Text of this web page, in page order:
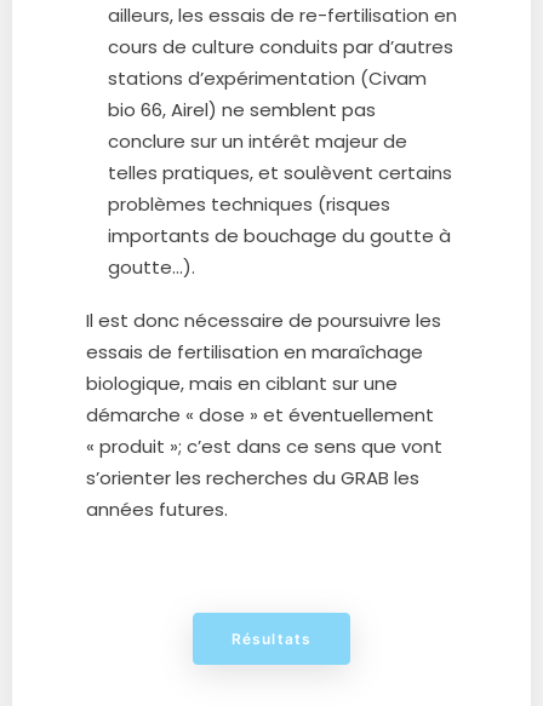
ailleurs, les essais de re-fertilisation en
cours de culture conduits par d’autres
stations d’expérimentation (Civam
bio 66, Airel) ne semblent pas
conclure sur un intérêt majeur de
telles pratiques, et soulèvent certains
problèmes techniques (risques
importants de bouchage du goutte à
goutte…).
Il est donc nécessaire de poursuivre les
essais de fertilisation en maraîchage
biologique, mais en ciblant sur une
démarche « dose » et éventuellement
« produit »; c’est dans ce sens que vont
s’orienter les recherches du GRAB les
années futures.
Résultats